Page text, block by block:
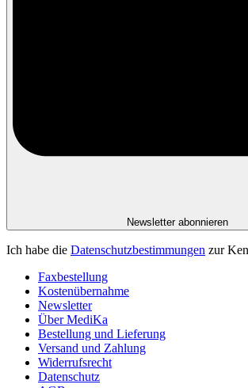
Newsletter abonnieren
Ich habe die Datenschutzbestimmungen zur
Faxbestellung
Kostenübernahme
Newsletter
Über MediKa
Bestellung und Lieferung
Versand und Zahlung
Widerrufsrecht
Datenschutz